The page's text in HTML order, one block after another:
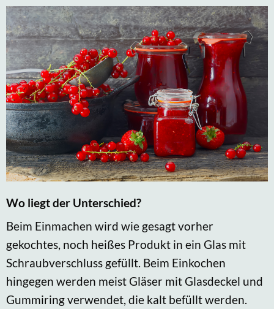
Wo liegt der Unterschied?
Beim Einmachen wird wie gesagt vorher
gekochtes, noch heißes Produkt in ein Glas mit
Schraubverschluss gefüllt. Beim Einkochen
hingegen werden meist Gläser mit Glasdeckel und
Gummiring verwendet, die kalt befüllt werden.